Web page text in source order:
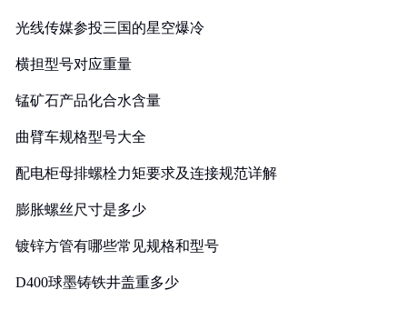
光线传媒参投三国的星空爆冷
横担型号对应重量
锰矿石产品化合水含量
曲臂车规格型号大全
配电柜母排螺栓力矩要求及连接规范详解
膨胀螺丝尺寸是多少
镀锌方管有哪些常见规格和型号
D400球墨铸铁井盖重多少